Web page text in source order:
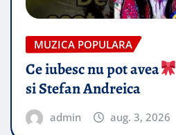
MUZICA POPULARA
Ce iubesc nu pot avea
si Stefan Andreica
admin aug. 3, 2026